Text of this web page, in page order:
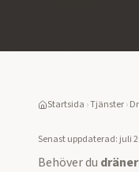
Startsida ›Tjänster›
Senast uppdaterad:juli
Behöver du